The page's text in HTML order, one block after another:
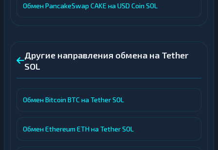
Обмен PancakeSwap CAKE на USD Coin SOL
Другие направления обмена на Tether
SOL
Обмен Bitcoin BTC на Tether SOL
Обмен Ethereum ETH на Tether SOL